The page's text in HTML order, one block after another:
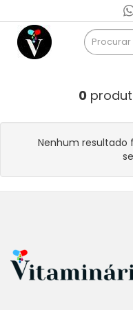
0
Nenhum resultado